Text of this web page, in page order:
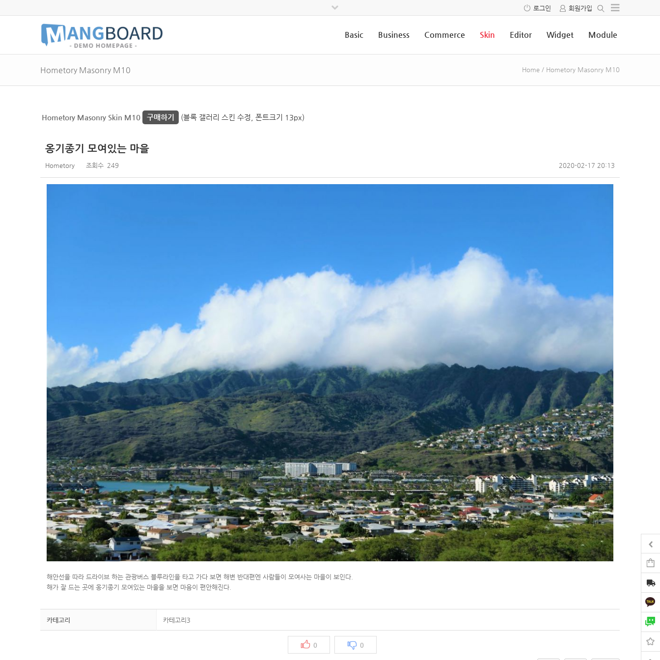
로그인 회원가입
Basic Business Commerce Skin Editor Widget Module
Hometory Masonry M10 Home / Hometory Masonry M10
Hometory Masonry Skin M10 구매하기 (블록 갤러리 스킨 수정, 폰트크기 13px)
옹기종기 모여있는 마을
Hometory 조회수 249 2020-02-17 20:13
해안선을 따라 드라이브 하는 관광버스 블루라인을 타고 가다 보면 해변 반대편엔 사람들이 모여사는 마을이 보인다.
해가 잘 드는 곳에 옹기종기 모여있는 마을을 보면 마음이 편안해진다.
카테고리 카테고리3
0 0